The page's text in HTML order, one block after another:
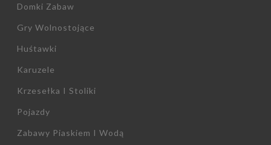
Domki Zabaw
Gry Wolnostojące
Huśtawki
Karuzele
Krzesełka I Stoliki
Pojazdy
Zabawy Piaskiem I Wodą